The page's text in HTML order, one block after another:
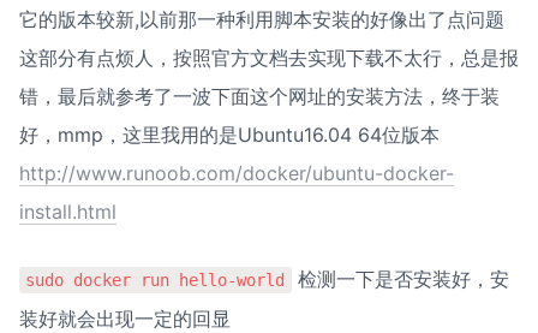
它的版本较新,以前那一种利用脚本安装的好像出了点问题
这部分有点烦人，按照官方文档去实现下载不太行，总是报
错，最后就参考了一波下面这个网址的安装方法，终于装
http://www.runoob.com/docker/ubuntu-docker-
install.html
sudo docker run hello-world
检测一下是否安装好，安
装好就会出现一定的回显